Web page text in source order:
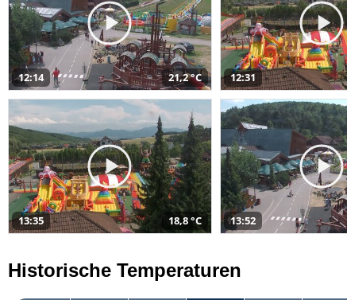
12:14 21,2 °C 12:31
13:35 18,8 °C 13:52
Historische Temperaturen